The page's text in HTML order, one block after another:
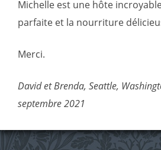
Michelle est une hôte
parfaite et la nourriture
Merci.
David et Brenda, Seattle,
septembre 2021